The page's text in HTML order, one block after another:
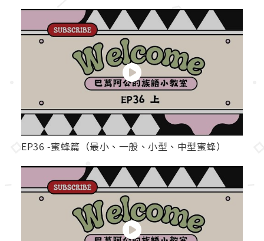
EP36 -蜜蜂篇（最小、一般、小型、中型蜜蜂）